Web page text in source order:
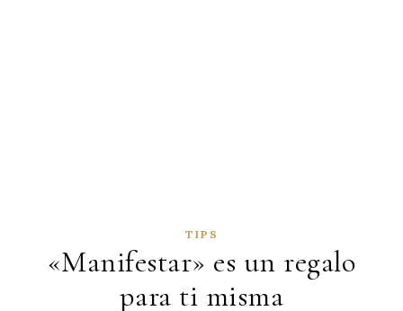
TIPS
«Manifestar» es un regalo
para ti misma